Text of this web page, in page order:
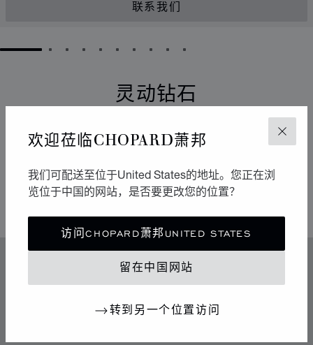
关闭
欢迎莅临CHOPARD萧邦
我们可配送至位于United States的地址。您正在浏
览位于中国的网站，是否要更改您的位置？
访问CHOPARD萧邦UNITED STATES
留在中国网站
转到另一个位置访问
联系我们
GO TO SLIDE 1GO TO SLIDE 2
GO TO SLIDE 3
GO TO SLIDE 4
GO TO SLIDE 5
GO TO SLIDE 6
GO TO SLIDE 7
GO TO SLIDE 8
GO TO SLIDE 9
GO TO SLIDE 10
灵动钻石
它们以流畅的运动点亮周围的环境。自从1976年于
Chopard萧邦工坊诞生以来，Happy Diamonds一直在传
有趣的表演，其中传达出的自由与光明令人不禁扬起迷人
的微笑。
传奇的灵动钻石
70年代中期，Chopard萧邦突破制表和奢华珠宝业的准